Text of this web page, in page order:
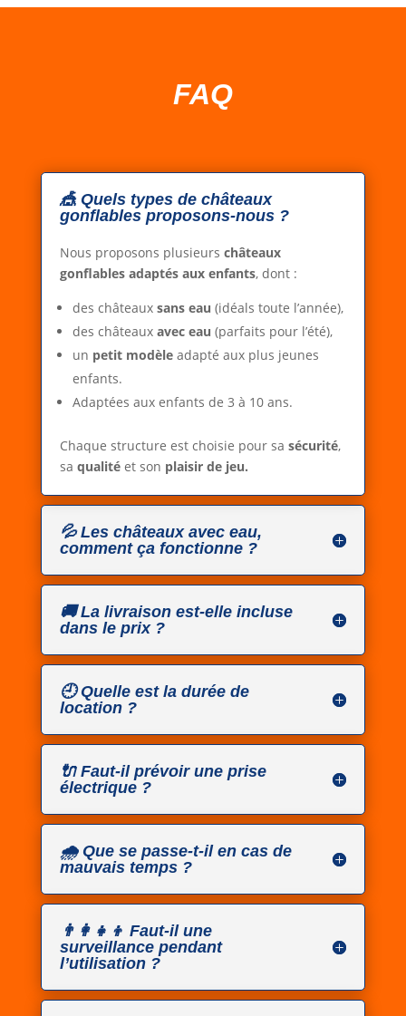
FAQ
🎪 Quels types de châteaux
gonflables proposons-nous ?
Nous proposons plusieurs châteaux
gonflables adaptés aux enfants, dont :
des châteaux sans eau (idéals toute l’année),
des châteaux avec eau (parfaits pour l’été),
un petit modèleadapté aux plus jeunes
enfants.
Adaptées aux enfants de 3 à 10 ans.
Chaque structure est choisie pour sa sécurité,
sa qualitéet son plaisir de jeu.
💦 Les châteaux avec eau,
comment ça fonctionne ?
🚚 La livraison est-elle incluse
dans le prix ?
🕘 Quelle est la durée de
location ?
🔌 Faut-il prévoir une prise
électrique ?
🌧️ Que se passe-t-il en cas de
mauvais temps ?
👨‍👩‍👧‍👦 Faut-il une
surveillance pendant
l’utilisation ?